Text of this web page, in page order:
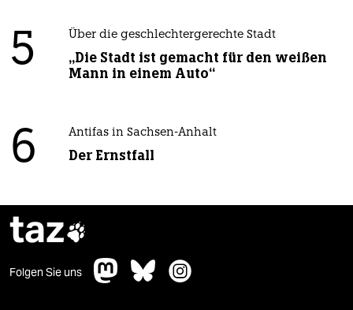
5 Über die geschlechtergerechte Stadt
„Die Stadt ist gemacht für den weißen
Mann in einem Auto“
6 Antifas in Sachsen-Anhalt
Der Ernstfall
taz
Folgen Sie uns